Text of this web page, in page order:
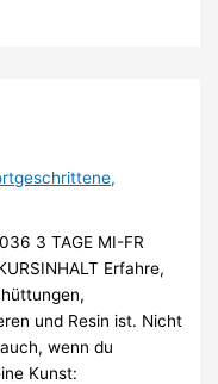
,
3 TAGE MI-FR
Erfahre,
und Resin ist. Nicht
wenn du
Kunst: